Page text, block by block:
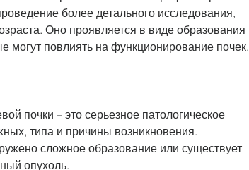
более детального исследования,
Оно проявляется в виде образования
могут повлиять на функционирование почек.
почки – это серьезное патологическое
типа и причины возникновения.
сложное образование или существует
опухоль.